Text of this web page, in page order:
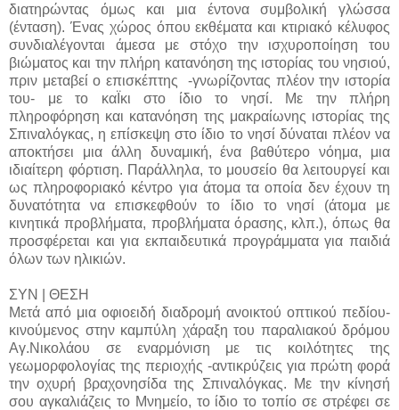
διατηρώντας όμως και μια έντονα συμβολική γλώσσα
(ένταση). Ένας χώρος όπου εκθέματα και κτιριακό κέλυφος
συνδιαλέγονται άμεσα με στόχο την ισχυροποίηση του
βιώματος και την πλήρη κατανόηση της ιστορίας του νησιού,
πριν μεταβεί ο επισκέπτης -γνωρίζοντας πλέον την ιστορία
του- με το καΪκι στο ίδιο το νησί. Με την πλήρη
πληροφόρηση και κατανόηση της μακραίωνης ιστορίας της
Σπιναλόγκας, η επίσκεψη στο ίδιο το νησί δύναται πλέον να
αποκτήσει μια άλλη δυναμική, ένα βαθύτερο νόημα, μια
ιδιαίτερη φόρτιση. Παράλληλα, το μουσείο θα λειτουργεί και
ως πληροφοριακό κέντρο για άτομα τα οποία δεν έχουν τη
δυνατότητα να επισκεφθούν το ίδιο το νησί (άτομα με
κινητικά προβλήματα, προβλήματα όρασης, κλπ.), όπως θα
προσφέρεται και για εκπαιδευτικά προγράμματα για παιδιά
όλων των ηλικιών.
ΣΥΝ | ΘΕΣΗ
Μετά από μια οφιοειδή διαδρομή ανοικτού οπτικού πεδίου-
κινούμενος στην καμπύλη χάραξη του παραλιακού δρόμου
Αγ.Νικολάου σε εναρμόνιση με τις κοιλότητες της
γεωμορφολογίας της περιοχής -αντικρύζεις για πρώτη φορά
την οχυρή βραχονησίδα της Σπιναλόγκας. Με την κίνησή
σου αγκαλιάζεις το Μνημείο, το ίδιο το τοπίο σε στρέφει σε